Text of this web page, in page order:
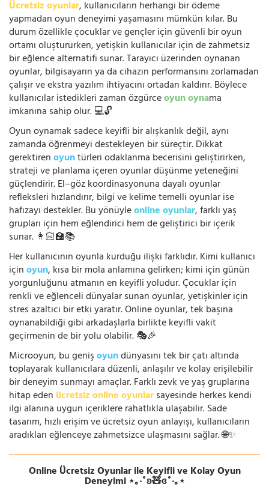
Ücretsiz oyunlar, kullanıcıların herhangi bir ödeme
yapmadan oyun deneyimi yaşamasını mümkün kılar. Bu
durum özellikle çocuklar ve gençler için güvenli bir oyun
ortamı oluştururken, yetişkin kullanıcılar için de zahmetsiz
bir eğlence alternatifi sunar. Tarayıcı üzerinden oynanan
oyunlar, bilgisayarın ya da cihazın performansını zorlamadan
çalışır ve ekstra yazılım ihtiyacını ortadan kaldırır. Böylece
kullanıcılar istedikleri zaman özgürceoyun oynama
imkanına sahip olur. 💻🔓
Oyun oynamak sadece keyifli bir alışkanlık değil, aynı
zamanda öğrenmeyi destekleyen bir süreçtir. Dikkat
gerektirenoyuntürleri odaklanma becerisini geliştirirken,
strateji ve planlama içeren oyunlar düşünme yeteneğini
güçlendirir. El–göz koordinasyonuna dayalı oyunlar
refleksleri hızlandırır, bilgi ve kelime temelli oyunlar ise
hafızayı destekler. Bu yönüyleonline oyunlar, farklı yaş
grupları için hem eğlendirici hem de geliştirici bir içerik
sunar. 👩🏻‍🏫📚
Her kullanıcının oyunla kurduğu ilişki farklıdır. Kimi kullanıcı
içinoyun, kısa bir mola anlamına gelirken; kimi için günün
yorgunluğunu atmanın en keyifli yoludur. Çocuklar için
renkli ve eğlenceli dünyalar sunan oyunlar, yetişkinler için
stres azaltıcı bir etki yaratır. Online oyunlar, tek başına
oynanabildiği gibi arkadaşlarla birlikte keyifli vakit
geçirmenin de bir yolu olabilir. 🎭🎉
Microoyun, bu genişoyundünyasını tek bir çatı altında
toplayarak kullanıcılara düzenli, anlaşılır ve kolay erişilebilir
bir deneyim sunmayı amaçlar. Farklı zevk ve yaş gruplarına
hitap eden ücretsiz online oyunlarsayesinde herkes kendi
ilgi alanına uygun içeriklere rahatlıkla ulaşabilir. Sade
tasarım, hızlı erişim ve ücretsiz oyun anlayışı, kullanıcıların
aradıkları eğlenceye zahmetsizce ulaşmasını sağlar. 🌐✨
Online Ücretsiz Oyunlar ile Keyifli ve Kolay Oyun
Deneyimi ⋆｡‧˚ʚ🧸ɞ˚‧｡⋆